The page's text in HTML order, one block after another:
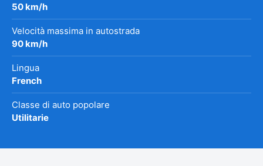
50 km/h
Velocità massima in autostrada
90 km/h
Lingua
French
Classe di auto popolare
Utilitarie